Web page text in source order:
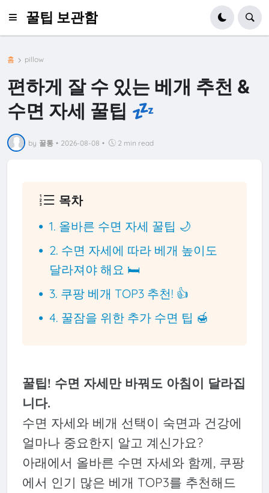
꿀팁 보관함
홈 pillow
편하게 잘 수 있는 베개 추천 &
수면 자세 꿀팁 💤
by 꿀통 • 2026-08-08 • 2 min read
목차
1. 올바른 수면 자세 꿀팁 🌙
2. 수면 자세에 따라 베개 높이도
달라져야 해요 🛏️
3. 쿠팡 베개 TOP3 추천! 👍
4. 꿀잠을 위한 추가 수면 팁 🍯
꿀팁! 수면 자세만 바꿔도 아침이 달라집
니다.
수면 자세와 베개 선택이 숙면과 건강에
얼마나 중요한지 알고 계신가요?
아래에서 올바른 수면 자세와 함께, 쿠팡
에서 인기 많은 베개 TOP3를 추천해드